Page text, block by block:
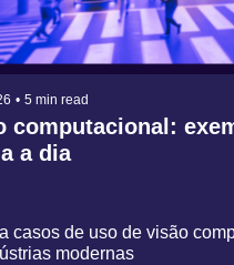
• 5 min read
computacional:
a dia
casos de uso de visão
modernas